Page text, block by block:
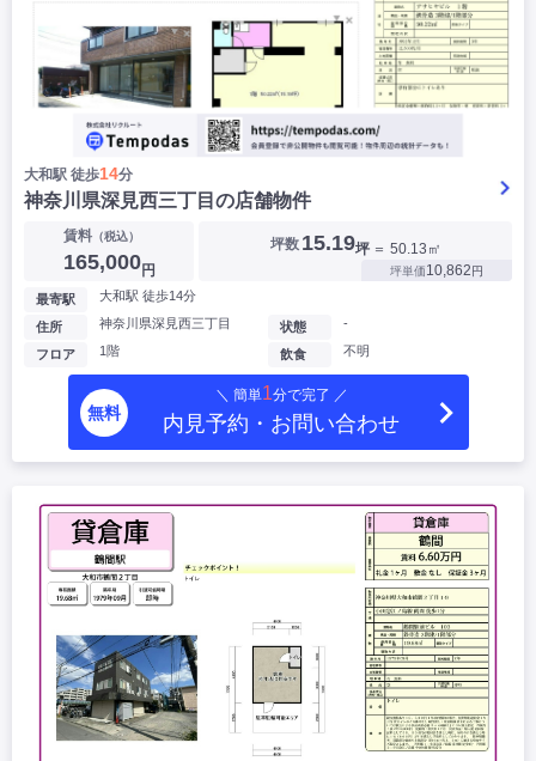
大和駅 徒歩14分
神奈川県深見西三丁目の店舗物件
賃料（税込）
165,000円
坪数 15.19坪 ＝ 50.13㎡
坪単価10,862円
最寄駅 大和駅 徒歩14分
住所 神奈川県深見西三丁目
フロア 1階
状態 -
飲食 不明
無料
＼ 簡単1分で完了 ／
内見予約・お問い合わせ